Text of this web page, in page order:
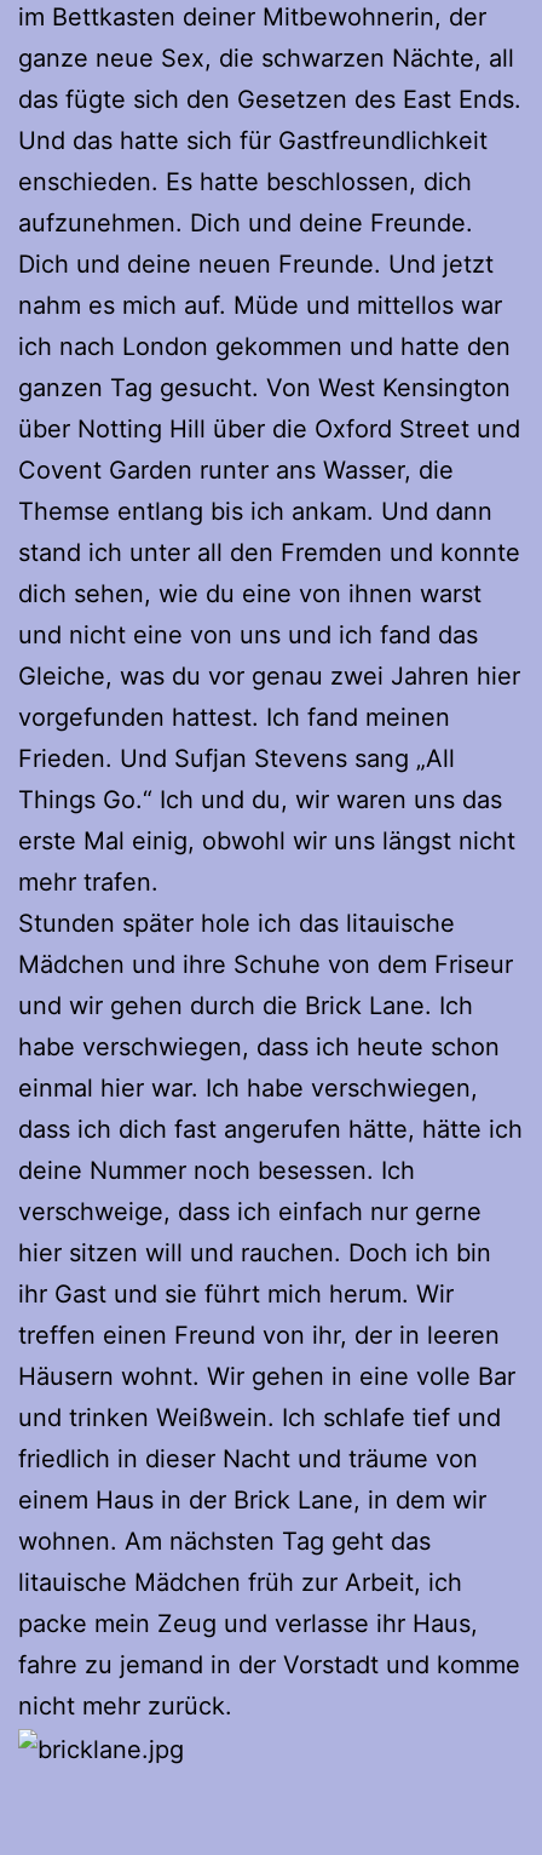
im Bettkasten deiner Mitbewohnerin, der
ganze neue Sex, die schwarzen Nächte, all
das fügte sich den Gesetzen des East Ends.
Und das hatte sich für Gastfreundlichkeit
enschieden. Es hatte beschlossen, dich
aufzunehmen. Dich und deine Freunde.
Dich und deine neuen Freunde. Und jetzt
nahm es mich auf. Müde und mittellos war
ich nach London gekommen und hatte den
ganzen Tag gesucht. Von West Kensington
über Notting Hill über die Oxford Street und
Covent Garden runter ans Wasser, die
Themse entlang bis ich ankam. Und dann
stand ich unter all den Fremden und konnte
dich sehen, wie du eine von ihnen warst
und nicht eine von uns und ich fand das
Gleiche, was du vor genau zwei Jahren hier
vorgefunden hattest. Ich fand meinen
Frieden. Und Sufjan Stevens sang „All
Things Go.“ Ich und du, wir waren uns das
erste Mal einig, obwohl wir uns längst nicht
mehr trafen.
Stunden später hole ich das litauische
Mädchen und ihre Schuhe von dem Friseur
und wir gehen durch die Brick Lane. Ich
habe verschwiegen, dass ich heute schon
einmal hier war. Ich habe verschwiegen,
dass ich dich fast angerufen hätte, hätte ich
deine Nummer noch besessen. Ich
verschweige, dass ich einfach nur gerne
hier sitzen will und rauchen. Doch ich bin
ihr Gast und sie führt mich herum. Wir
treffen einen Freund von ihr, der in leeren
Häusern wohnt. Wir gehen in eine volle Bar
und trinken Weißwein. Ich schlafe tief und
friedlich in dieser Nacht und träume von
einem Haus in der Brick Lane, in dem wir
wohnen. Am nächsten Tag geht das
litauische Mädchen früh zur Arbeit, ich
packe mein Zeug und verlasse ihr Haus,
fahre zu jemand in der Vorstadt und komme
nicht mehr zurück.